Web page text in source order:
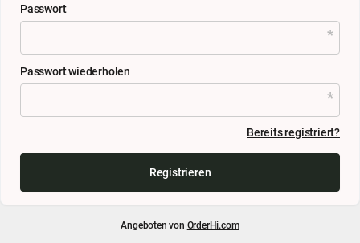
Passwort
Passwort wiederholen
Bereits registriert?
Registrieren
Angeboten von OrderHi.com